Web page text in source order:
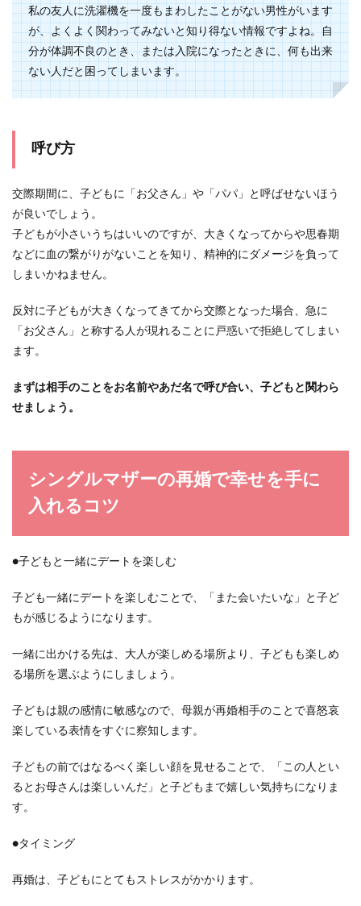
私の友人に洗濯機を一度もまわしたことがない男性がいます
が、よくよく関わってみないと知り得ない情報ですよね。自
分が体調不良のとき、または入院になったときに、何も出来
ない人だと困ってしまいます。
呼び方
交際期間に、子どもに「お父さん」や「パパ」と呼ばせないほう
が良いでしょう。
子どもが小さいうちはいいのですが、大きくなってからや思春期
などに血の繋がりがないことを知り、精神的にダメージを負って
しまいかねません。
反対に子どもが大きくなってきてから交際となった場合、急に
「お父さん」と称する人が現れることに戸惑いで拒絶してしまい
ます。
まずは相手のことをお名前やあだ名で呼び合い、子どもと関わら
せましょう。
シングルマザーの再婚で幸せを手に
入れるコツ
●子どもと一緒にデートを楽しむ
子ども一緒にデートを楽しむことで、「また会いたいな」と子ど
もが感じるようになります。
一緒に出かける先は、大人が楽しめる場所より、子どもも楽しめ
る場所を選ぶようにしましょう。
子どもは親の感情に敏感なので、母親が再婚相手のことで喜怒哀
楽している表情をすぐに察知します。
子どもの前ではなるべく楽しい顔を見せることで、「この人とい
るとお母さんは楽しいんだ」と子どもまで嬉しい気持ちになりま
す。
●タイミング
再婚は、子どもにとてもストレスがかかります。